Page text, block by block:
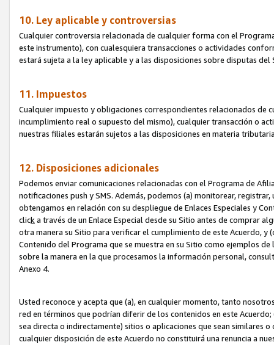
10. Ley aplicable y controversias
Cualquier controversia relacionada de cualquier forma con el
este instrumento), con cualesquiera transacciones o actividades
estará sujeta a la ley aplicable y a las disposiciones sobre disputas
11. Impuestos
Cualquier impuesto y obligaciones correspondientes relacionados de
incumplimiento real o supuesto del mismo), cualquier transacción o
nuestras filiales estarán sujetos a las disposiciones en materia
12. Disposiciones adicionales
Podemos enviar comunicaciones relacionadas con el Programa de
notificaciones push y SMS. Además, podemos (a) monitorear,
obtengamos en relación con su despliegue de Enlaces Especiales y
clicka través de un Enlace Especial desde su Sitio antes de comprar
otra manera su Sitio para verificar el cumplimiento de este Acuerdo,
Contenido del Programa que se muestra en su Sitio como ejemplos
sobre la manera en la que procesamos la información personal,
Anexo 4.
Usted reconoce y acepta que (a), en cualquier momento, tanto
red en términos que podrían diferir de los contenidos en este
sea directa o indirectamente) sitios o aplicaciones que sean similares
cualquier disposición de este Acuerdo no constituirá una renuncia a